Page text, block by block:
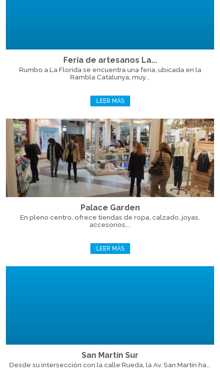
Feria de artesanos La...
Rumbo a La Florida se encuentra una feria, ubicada en la
Rambla Catalunya, muy...
LEER MÁS
Palace Garden
En pleno centro, ofrece tiendas de ropa, calzado, joyas,
accesorios,...
LEER MÁS
San Martín Sur
Desde su intersección con la calle Rueda, la Av. San Martín ha...